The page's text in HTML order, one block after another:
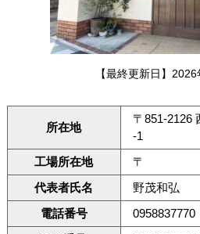
【最終更新日】
所在地
〒851-2126
‐1
工場所在地
〒
代表者氏名
野茂和弘
電話番号
0958837770